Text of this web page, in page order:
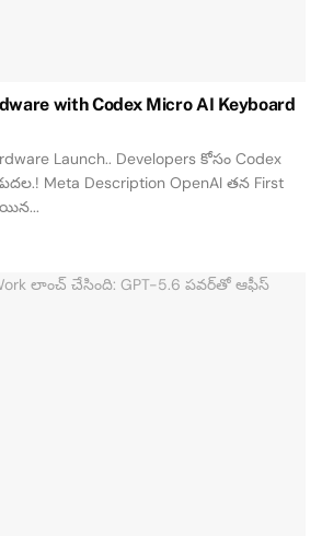
with Codex Micro AI Keyboard
Launch.. Developers కోసం Codex
Meta Description OpenAI తన First